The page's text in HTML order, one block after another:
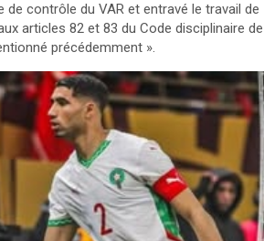
de contrôle du VAR et entravé le travail de
articles 82 et 83 du Code disciplinaire de
précédemment ».